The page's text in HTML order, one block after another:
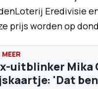
Eredivisie
prijs worden op
uitblinker Mika
'Dat